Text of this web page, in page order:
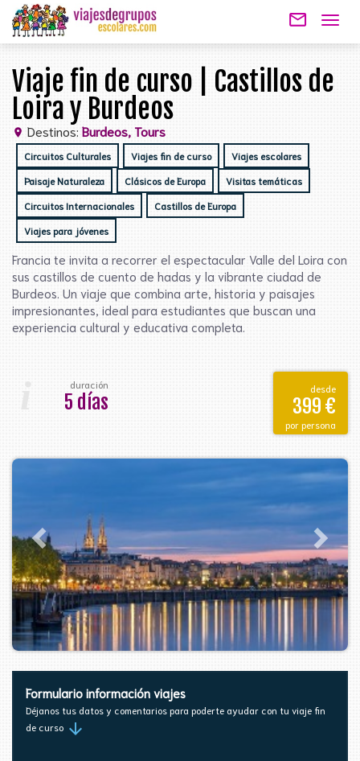
mail_outline
Viaje fin de curso | Castillos de
Loira y Burdeos
location_on Destinos: Burdeos, Tours
Circuitos Culturales Viajes fin de curso Viajes escolares
Paisaje Naturaleza Clásicos de Europa Visitas temáticas
Circuitos Internacionales Castillos de Europa
Viajes para jóvenes
Francia te invita a recorrer el espectacular Valle del Loira con
sus castillos de cuento de hadas y la vibrante ciudad de
Burdeos. Un viaje que combina arte, historia y paisajes
impresionantes, ideal para estudiantes que buscan una
experiencia cultural y educativa completa.
duración
5 días
desde
399 €
por persona
Formulario información viajes
Déjanos tus datos y comentarios para poderte ayudar con tu viaje fin
de curso arrow_downward